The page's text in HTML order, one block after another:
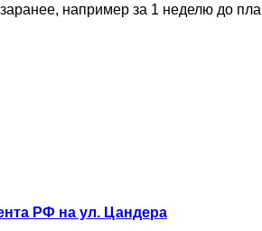
например за 1 неделю до
РФ на ул. Цандера